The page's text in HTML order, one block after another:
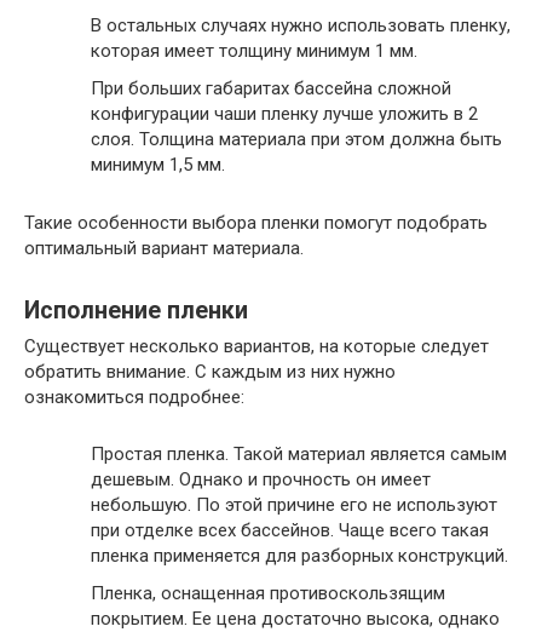
В остальных случаях нужно использовать пленку,
которая имеет толщину минимум 1 мм.
При больших габаритах бассейна сложной
конфигурации чаши пленку лучше уложить в 2
слоя. Толщина материала при этом должна быть
минимум 1,5 мм.
Такие особенности выбора пленки помогут подобрать
оптимальный вариант материала.
Исполнение пленки
Существует несколько вариантов, на которые следует
обратить внимание. С каждым из них нужно
ознакомиться подробнее:
Простая пленка. Такой материал является самым
дешевым. Однако и прочность он имеет
небольшую. По этой причине его не используют
при отделке всех бассейнов. Чаще всего такая
пленка применяется для разборных конструкций.
Пленка, оснащенная противоскользящим
покрытием. Ее цена достаточно высока, однако